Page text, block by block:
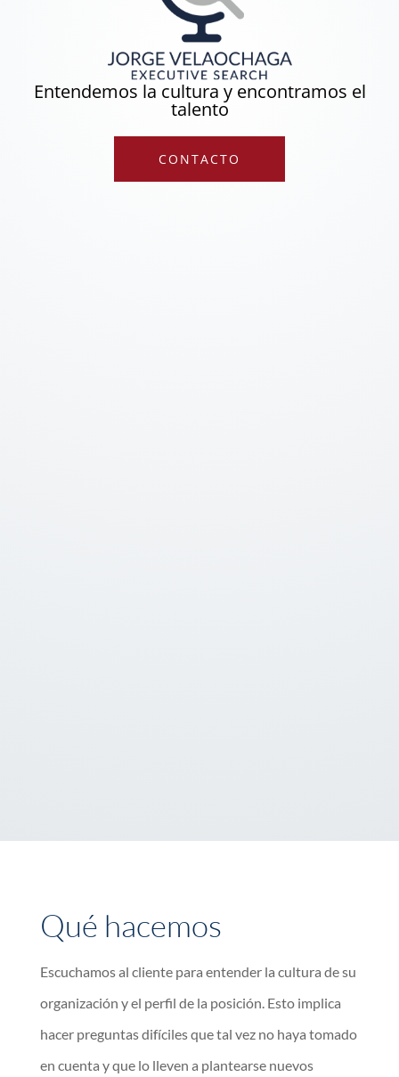
Entendemos la cultura y encontramos el
talento
CONTACTO
Qué hacemos
Escuchamos al cliente para entender la cultura de su
organización y el perfil de la posición. Esto implica
hacer preguntas difíciles que tal vez no haya tomado
en cuenta y que lo lleven a plantearse nuevos